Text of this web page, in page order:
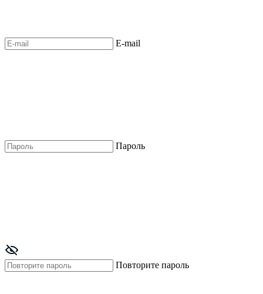
E-mail
Пароль
Повторите пароль